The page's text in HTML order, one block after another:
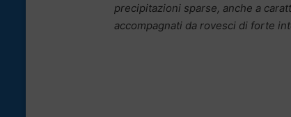
precipitazioni sparse, anche a
accompagnati da rovesci di forte